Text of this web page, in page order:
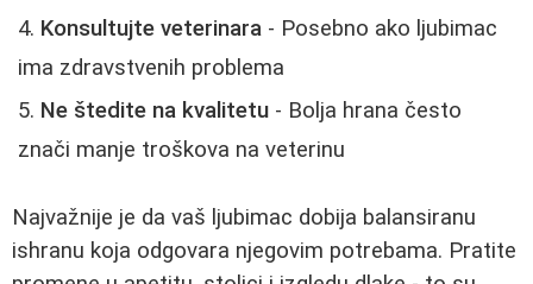
Konsultujte veterinara - Posebno ako ljubimac
ima zdravstvenih problema
Ne štedite na kvalitetu - Bolja hrana često
znači manje troškova na veterinu
Najvažnije je da vaš ljubimac dobija balansiranu
ishranu koja odgovara njegovim potrebama. Pratite